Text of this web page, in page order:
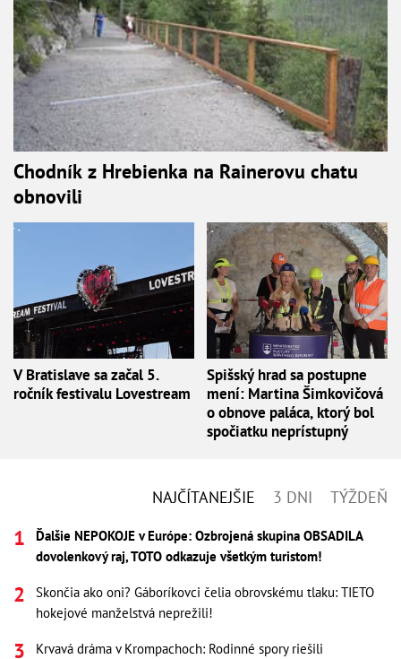
Chodník z Hrebienka na Rainerovu chatu
obnovili
V Bratislave sa začal 5.
ročník festivalu Lovestream
Spišský hrad sa postupne
mení: Martina Šimkovičová
o obnove paláca, ktorý bol
spočiatku neprístupný
NAJČÍTANEJŠIE 3 DNI TÝŽDEŇ
Ďalšie NEPOKOJE v Európe: Ozbrojená skupina OBSADILA
dovolenkový raj, TOTO odkazuje všetkým turistom!
Skončia ako oni? Gáboríkovci čelia obrovskému tlaku: TIETO
hokejové manželstvá neprežili!
Krvavá dráma v Krompachoch: Rodinné spory riešili